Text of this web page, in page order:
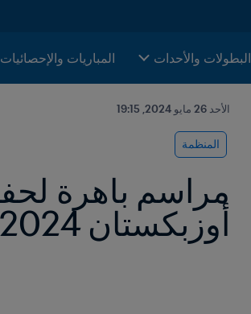
البطولات والأحدات المباريات والإحصائيات
الأحد 26 مايو 2024, 19:15
المنظمة
أوزبكستان 2024 FIFA™ في سمرقند